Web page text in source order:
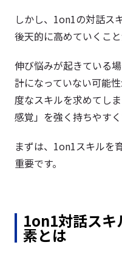
しかし、1on1の対話ス
後天的に高めていくこ
伸び悩みが起きている
計になっていない可能
度なスキルを求めてし
感覚」を強く持ちやすく
まずは、1on1スキルを
重要です。
1on1対話スキ
素とは